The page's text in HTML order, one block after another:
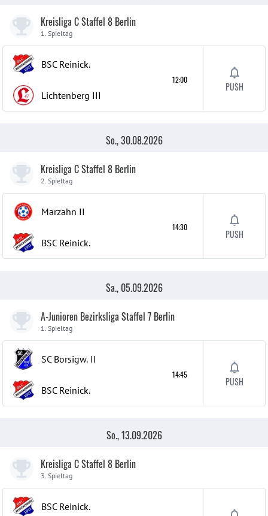
Kreisliga C Staffel 8 Berlin
1. Spieltag
BSC Reinick.
Lichtenberg III
12:00
PUSH
So., 30.08.2026
Kreisliga C Staffel 8 Berlin
2. Spieltag
Marzahn II
BSC Reinick.
14:30
PUSH
Sa., 05.09.2026
A-Junioren Bezirksliga Staffel 7 Berlin
1. Spieltag
SC Borsigw. II
BSC Reinick.
14:45
PUSH
So., 13.09.2026
Kreisliga C Staffel 8 Berlin
3. Spieltag
BSC Reinick.